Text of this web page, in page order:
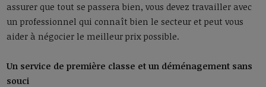
assurer que tout se passera bien, vous devez travailler avec
un professionnel qui connaît bien le secteur et peut vous
aider à négocier le meilleur prix possible.
Un service de première classe et un déménagement sans
souci